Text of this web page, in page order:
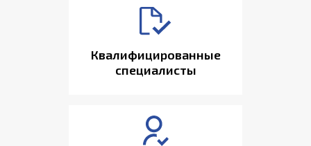
Квалифицированные
специалисты